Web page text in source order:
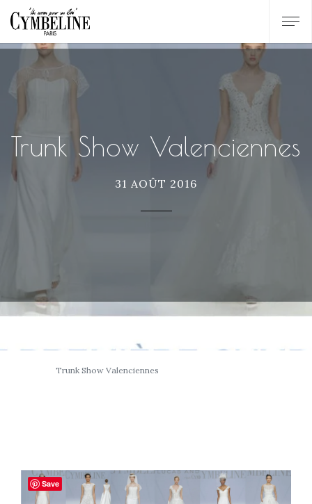
Trunk Show Valenciennes
31 AOÛT 2016
Trunk Show Valenciennes
Save